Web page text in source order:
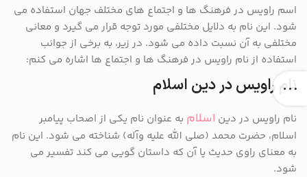
اسم راویس در فرهنگ ها و اجتماع های مختلف جهان استفاده می
شود. این نام به دلایل مختلفی مورد توجه قرار می گیرد و معانی
مختلفی به آن نسبت داده می شود. در زیر، به برخی از جوانب
استفاده از نام راویس در فرهنگ ها و اجتماع ها اشاره می کنم:
نام راویس در دین اسلام
نام راویس در دین اسلام به عنوان نام یکی از اصحاب پیامبر
اسلام، حضرت محمد (صلى الله علیه وآله) شناخته می شود. این نام
به معنای راوی حدیث یا آن که داستان گویی می کند تفسیر می
شود.